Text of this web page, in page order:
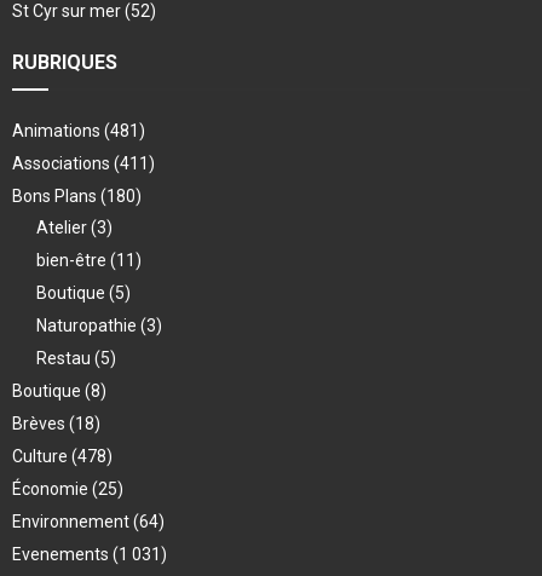
St Cyr sur mer(52)
RUBRIQUES
Animations (481)
Associations (411)
Bons Plans (180)
Atelier(3)
bien-être (11)
Boutique (5)
Naturopathie (3)
Restau (5)
Boutique (8)
Brèves (18)
Culture (478)
Économie (25)
Environnement(64)
Evenements (1 031)